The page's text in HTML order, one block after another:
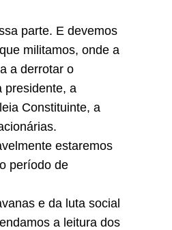
parte. E devemos
militamos, onde a
a derrotar o
presidente, a
Constituinte, a
estaremos
período de
e da luta social
a leitura dos